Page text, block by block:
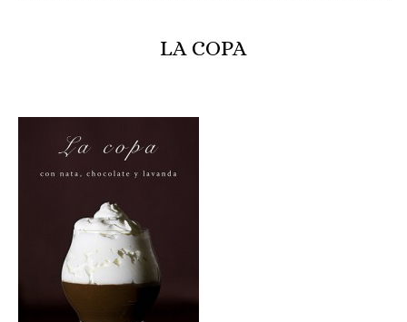
LA COPA